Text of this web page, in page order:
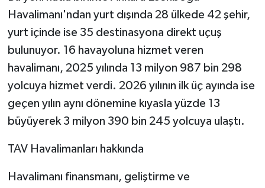
Havalimanı'ndan yurt dışında 28 ülkede 42 şehir,
yurt içinde ise 35 destinasyona direkt uçuş
bulunuyor. 16 havayoluna hizmet veren
havalimanı, 2025 yılında 13 milyon 987 bin 298
yolcuya hizmet verdi. 2026 yılının ilk üç ayında ise
geçen yılın aynı dönemine kıyasla yüzde 13
büyüyerek 3 milyon 390 bin 245 yolcuya ulaştı.
TAV Havalimanları hakkında
Havalimanı finansmanı, geliştirme ve